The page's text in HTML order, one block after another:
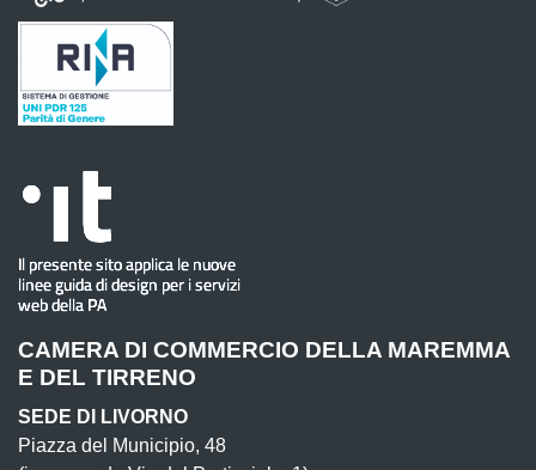
CAMERA DI COMMERCIO DELLA MAREMMA
E DEL TIRRENO
SEDE DI LIVORNO
Piazza del Municipio, 48